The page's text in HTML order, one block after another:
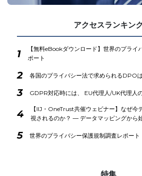
アクセスランキン
1
【無料eBookダウンロード】世界のプライ
ポート
2 各国のプライバシー法で求められるDPO
3 GDPR対応時には、 EU代理人/UK代理人
4
【IIJ・OneTrust共催ウェビナー】なぜ今
視されるのか？ ― データマッピングから
5 世界のプライバシー保護規制調査レポート